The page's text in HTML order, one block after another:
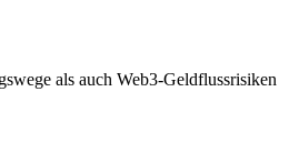
als auch Web3-Geldflussrisiken